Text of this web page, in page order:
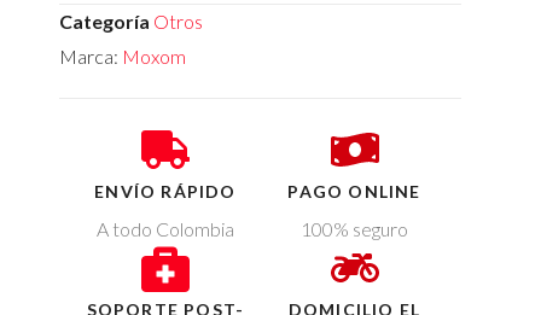
Categoría Otros
Marca: Moxom
ENVÍO RÁPIDO
A todo Colombia
SOPORTE POST-
PAGO ONLINE
100% seguro
DOMICILIO EL